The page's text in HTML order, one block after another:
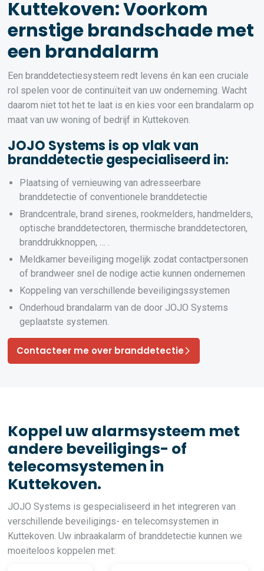
Kuttekoven: Voorkom
ernstige brandschade met
een brandalarm
Een branddetectiesysteem redt levens én kan een cruciale
rol spelen voor de continuïteit van uw onderneming. Wacht
daarom niet tot het te laat is en kies voor een brandalarm op
maat van uw woning of bedrijf in Kuttekoven.
JOJO Systems is op vlak van
branddetectie gespecialiseerd in:
Plaatsing of vernieuwing van adresseerbare
branddetectie of conventionele branddetectie
Brandcentrale, brand sirenes, rookmelders, handmelders,
optische branddetectoren, thermische branddetectoren,
branddrukknoppen, … .
Meldkamer beveiliging mogelijk zodat contactpersonen
of brandweer snel de nodige actie kunnen ondernemen
Koppeling van verschillende beveiligingssystemen
Onderhoud brandalarm van de door JOJO Systems
geplaatste systemen.
Contacteer me over branddetectie
Koppel uw alarmsysteem met
andere beveiligings- of
telecomsystemen in
Kuttekoven.
JOJO Systems is gespecialiseerd in het integreren van
verschillende beveiligings- en telecomsystemen in
Kuttekoven. Uw inbraakalarm of branddetectie kunnen we
moeiteloos koppelen met: